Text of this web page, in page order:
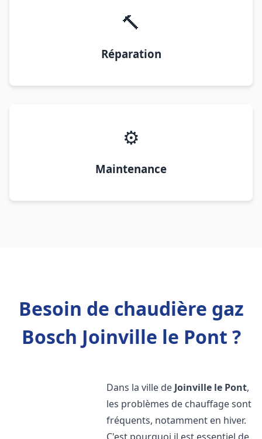
🔨
Réparation
⚙️
Maintenance
Besoin de chaudière gaz
Bosch Joinville le Pont ?
Dans la ville de Joinville le Pont,
les problèmes de chauffage sont
fréquents, notamment en hiver.